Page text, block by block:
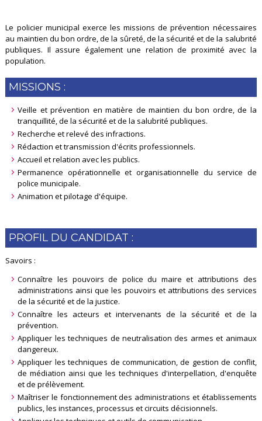
Le policier municipal exerce les missions de prévention nécessaires
au maintien du bon ordre, de la sûreté, de la sécurité et de la salubrité
publiques. Il assure également une relation de proximité avec la
population.
MISSIONS :
Veille et prévention en matière de maintien du bon ordre, de la
tranquillité, de la sécurité et de la salubrité publiques.
Recherche et relevé des infractions.
Rédaction et transmission d'écrits professionnels.
Accueil et relation avec les publics.
Permanence opérationnelle et organisationnelle du service de
police municipale.
Animation et pilotage d'équipe.
PROFIL DU CANDIDAT :
Savoirs :
Connaître les pouvoirs de police du maire et attributions des
administrations ainsi que les pouvoirs et attributions des services
de la sécurité et de la justice.
Connaître les acteurs et intervenants de la sécurité et de la
prévention.
Appliquer les techniques de neutralisation des armes et animaux
dangereux.
Appliquer les techniques de communication, de gestion de conflit,
de médiation ainsi que les techniques d'interpellation, d'enquête
et de prélèvement.
Maîtriser le fonctionnement des administrations et établissements
publics, les instances, processus et circuits décisionnels.